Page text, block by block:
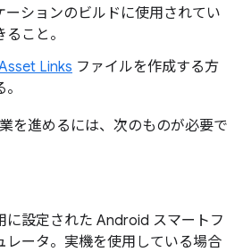
ションのビルドに使用されてい
こと。
Links ファイルを作成する方
を進めるには、次のものが必要で
に設定された Android スマートフ
レータ。実機を使用している場合